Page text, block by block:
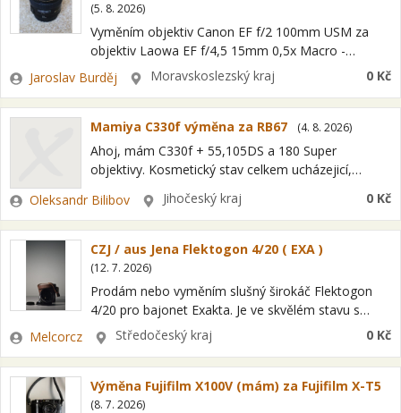
(5. 8. 2026)
Vyměním objektiv Canon EF f/2 100mm USM za
objektiv Laowa EF f/4,5 15mm 0,5x Macro -
Havířov. Můj oblíbený portrétní objektiv, který čím
dál méně využívám. Na vyžádání…
Zadavatel
Jaroslav Burděj LokalitaMoravskoslezský kraj 0 Kč
Mamiya C330f výměna za RB67 (4. 8. 2026)
Ahoj, mám C330f + 55,105DS a 180 Super
objektivy. Kosmetický stav celkem ucházejicí,
původní. Aktivně používaný, vše funkční.…
Zadavatel
Oleksandr Bilibov LokalitaJihočeský kraj 0 Kč
CZJ / aus Jena Flektogon 4/20 ( EXA )
(12. 7. 2026)
Prodám nebo vyměním slušný širokáč Flektogon
4/20 pro bajonet Exakta. Je ve skvělém stavu s
drobnými oděrky na těle a pár zrnky prachu ( přední
čočka je velká…
Zadavatel
Melcorcz LokalitaStředočeský kraj 0 Kč
Výměna Fujifilm X100V (mám) za Fujifilm X-T5
(8. 7. 2026)